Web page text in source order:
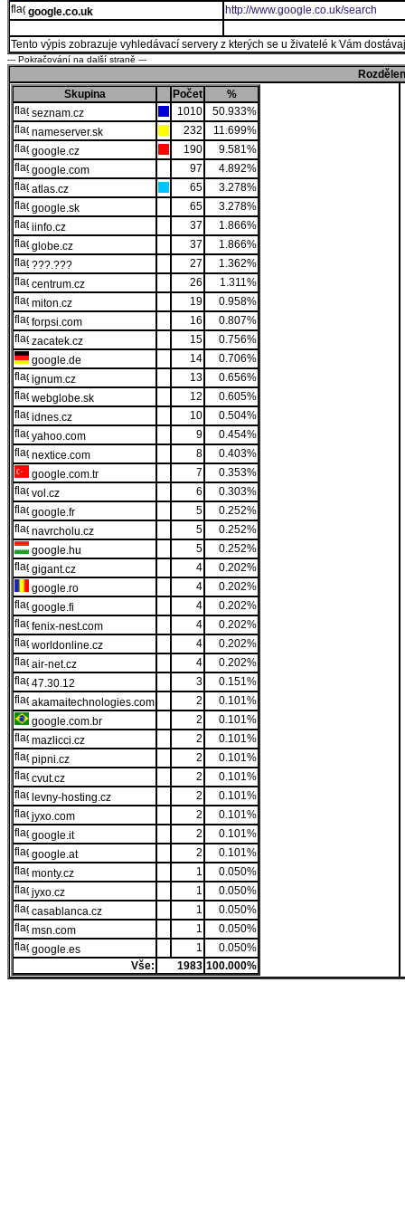
google.co.uk
http://www.google.co.uk/search
Tento výpis zobrazuje vyhledávací servery z kterých se u živatelé k Vám
--- Pokračování na další straně ---
Skupina
Počet
%
seznam.cz
1010
50.933%
nameserver.sk
232
11.699%
google.cz
190
9.581%
google.com
97
4.892%
atlas.cz
65
3.278%
google.sk
65
3.278%
iinfo.cz
37
1.866%
globe.cz
37
1.866%
???.???
27
1.362%
centrum.cz
26
1.311%
miton.cz
19
0.958%
forpsi.com
16
0.807%
zacatek.cz
15
0.756%
google.de
14
0.706%
ignum.cz
13
0.656%
webglobe.sk
12
0.605%
idnes.cz
10
0.504%
yahoo.com
9
0.454%
nextice.com
8
0.403%
google.com.tr
7
0.353%
vol.cz
6
0.303%
google.fr
5
0.252%
navrcholu.cz
5
0.252%
google.hu
5
0.252%
gigant.cz
4
0.202%
google.ro
4
0.202%
google.fi
4
0.202%
fenix-nest.com
4
0.202%
worldonline.cz
4
0.202%
air-net.cz
4
0.202%
47.30.12
3
0.151%
akamaitechnologies.com
2
0.101%
google.com.br
2
0.101%
mazlicci.cz
2
0.101%
pipni.cz
2
0.101%
cvut.cz
2
0.101%
levny-hosting.cz
2
0.101%
jyxo.com
2
0.101%
google.it
2
0.101%
google.at
2
0.101%
monty.cz
1
0.050%
jyxo.cz
1
0.050%
casablanca.cz
1
0.050%
msn.com
1
0.050%
google.es
1
0.050%
Vše:
1983 100.000%